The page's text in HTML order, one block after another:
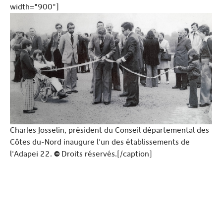
width="900"]
Charles Josselin, président du Conseil départemental des
Côtes du-Nord inaugure l'un des établissements de
l'Adapei 22. © Droits réservés.[/caption]